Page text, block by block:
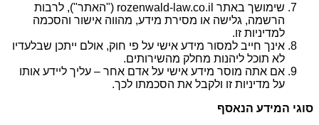
שימושך באתר rozenwald-law.co.il ("האתר"), לרבות
הרשמה, גלישה או מסירת מידע, מהווה אישור והסכמה
למדיניות זו.
אינך חייב למסור מידע אישי על פי חוק, אולם ייתכן שבלעדיו
לא תוכל ליהנות מחלק מהשירותים.
אם אתה מוסר מידע אישי על אדם אחר – עליך ליידע אותו
על מדיניות זו ולקבל את הסכמתו לכך.
סוגי המידע הנאסף